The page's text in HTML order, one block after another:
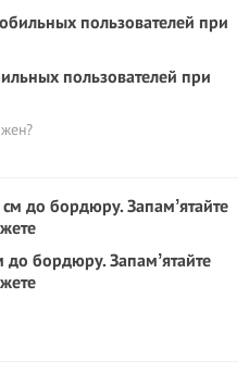
пользователей при
до бордюру. Запамʼятайте